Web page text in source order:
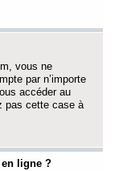
vous ne
par n’importe
accéder au
pas cette case à
ligne ?